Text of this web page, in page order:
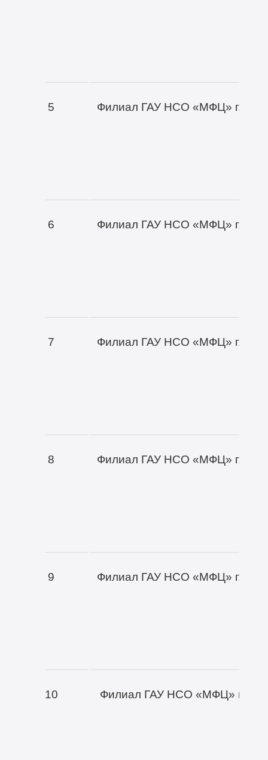
5 Филиал ГАУ НСО «МФЦ» г.
6 Филиал ГАУ НСО «МФЦ» г.
7 Филиал ГАУ НСО «МФЦ» г.
8 Филиал ГАУ НСО «МФЦ» г.
9 Филиал ГАУ НСО «МФЦ» г.
10 Филиал ГАУ НСО «МФЦ» г.